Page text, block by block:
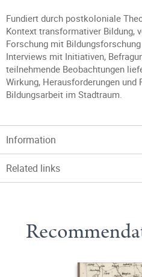
Fundiert durch postkoloniale
Kontext transformativer Bildung,
Forschung mit
Interviews mit Initiativen,
teilnehmende Beobachtungen
Wirkung, Herausforderungen
Bildungsarbeit im Stadtraum.
Information
Related links